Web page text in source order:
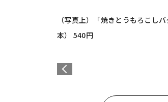
（写真上）「焼きとうもろこし
本） 540円